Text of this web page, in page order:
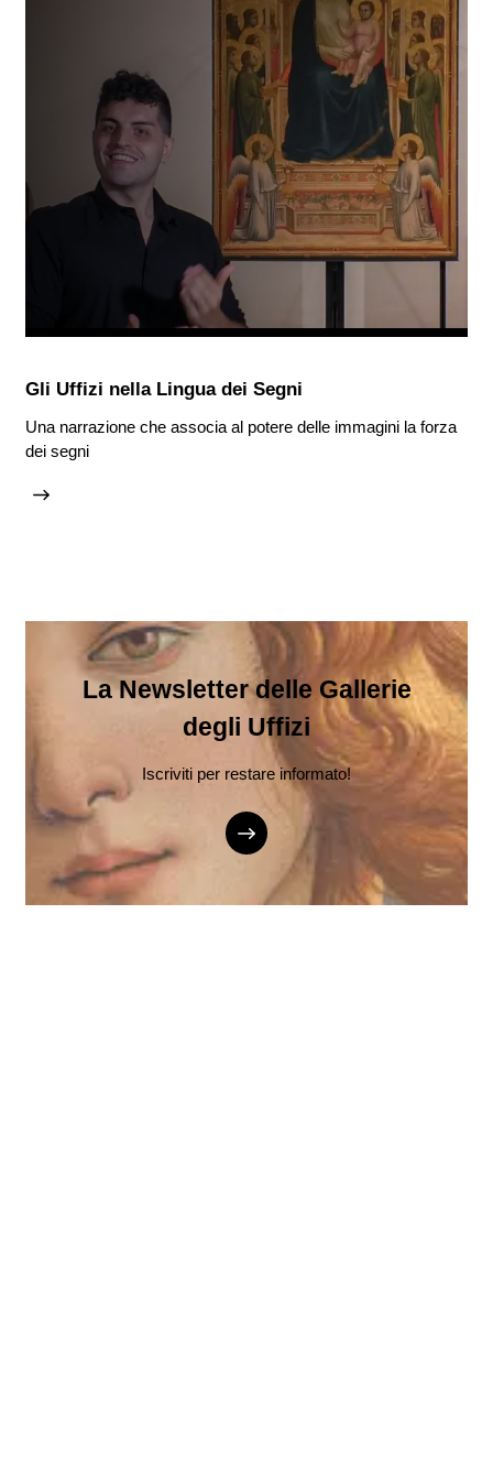
Gli Uffizi nella Lingua dei Segni
Una narrazione che associa al potere delle immagini la forza
dei segni
La Newsletter delle Gallerie
degli Uffizi
Iscriviti per restare informato!